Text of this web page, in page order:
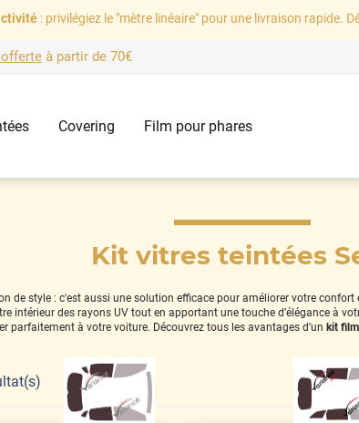
: privilégiez le "mètre linéaire" pour une livraison rapide.
à partir de 70€
Covering Film pour phares
Kit vitres teintées
de style : c'est aussi une solution efficace pour améliorer votre
intérieur des rayons UV tout en apportant une touche d’élégance à
parfaitement à votre voiture. Découvrez tous les avantages d’un kit